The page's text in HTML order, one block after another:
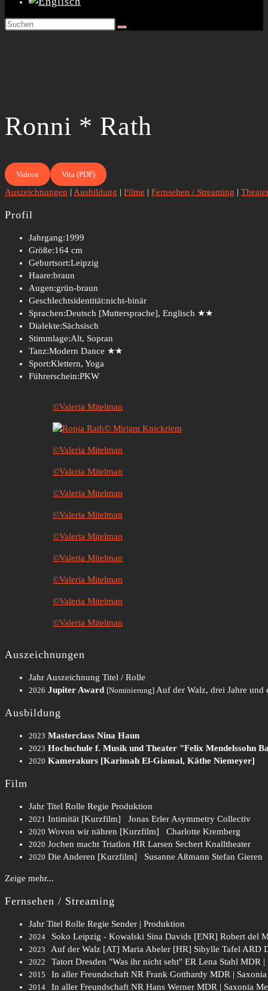
Ronni * Rath
Videos Vita (PDF)
Auszeichnungen | Ausbildung | Filme | Fernsehen / Streaming |
Profil
Jahrgang:1999
Größe:164 cm
Geburtsort:Leipzig
Haare:braun
Augen:grün-braun
Geschlechtsidentität:nicht-binär
Sprachen:Deutsch [Muttersprache], Englisch ★★
Dialekte:Sächsisch
Stimmlage:Alt, Sopran
Tanz:Modern Dance ★★
Sport:Klettern, Yoga
Führerschein:PKW
©Valeria Mitelman
© Mirjam Knickriem
©Valeria Mitelman
©Valeria Mitelman
©Valeria Mitelman
©Valeria Mitelman
©Valeria Mitelman
©Valeria Mitelman
©Valeria Mitelman
©Valeria Mitelman
©Valeria Mitelman
Auszeichnungen
Jahr Auszeichnung Titel / Rolle
2026 Jupiter Award [Nominierung] Auf der Walz, drei Jahre und
Ausbildung
2023 Masterclass Nina Haun
2023 Hochschule f. Musik und Theater "Felix Mendelssohn
2020 Kamerakurs [Karimah El-Giamal, Käthe Niemeyer]
Film
Jahr Titel Rolle Regie Produktion
2021 Intimität [Kurzfilm] Jonas Erler Asymmetry Collectiv
2020 Wovon wir nähren [Kurzfilm] Charlotte Kremberg
2020 Jochen macht Triatlon HR Larsen Sechert Knalltheater
2020 Die Anderen [Kurzfilm] Susanne Aßmann Stefan Gieren
Zeige mehr...
Fernsehen / Streaming
Jahr Titel Rolle Regie Sender | Produktion
2024 Soko Leipzig - Kowalski Sina Davids [ENR] Robert del
2023 Auf der Walz [AT] Maria Abeler [HR] Sibylle Tafel ARD
2022 Tatort Dresden "Was ihr nicht seht" ER Lena Stahl MDR |
2015 In aller Freundschaft NR Frank Gotthardy MDR |
2014 In aller Freundschaft NR Hans Werner MDR | Saxonia